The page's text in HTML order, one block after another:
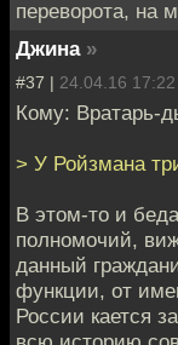
переворота, на
Джина »
#37 | 24.04.16 17:22
Кому: Вратарь-
> У Ройзмана
В этом-то и
полномочий,
данный
функции, от
России кается